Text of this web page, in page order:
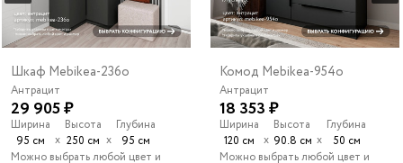
Шкаф Mebikea-236o
Антрацит
29 905 ₽
Ширина
95 см
х
Высота
250 см х
Глубина
95 см
Можно выбрать любой цвет и
Комод Mebikea-954o
Антрацит
18 353 ₽
Ширина
120 см
х
Высота
90.8 см х
Глубина
50 см
Можно выбрать любой цвет и